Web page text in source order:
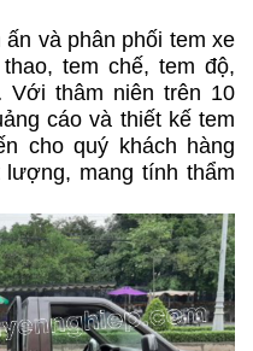
và phân phối tem xe
tem chế, tem độ,
Với thâm niên trên 10
cáo và thiết kế tem
cho quý khách hàng
mang tính thẩm